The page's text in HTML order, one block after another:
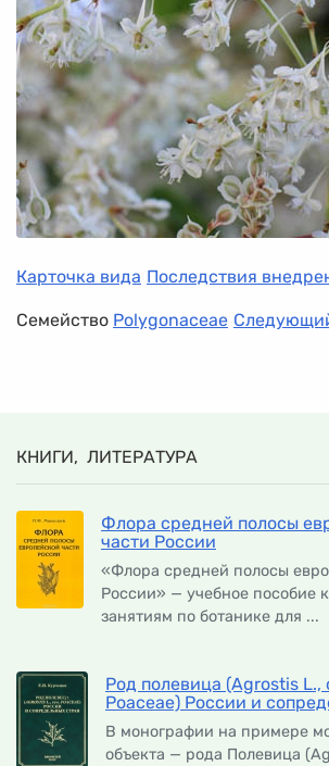
Карточка вида Последствия
Семейство Polygonaceae
КНИГИ, ЛИТЕРАТУРА
Флора средней полосы
части России
«Флора средней полосы
России» — учебное пособие
занятиям по ботанике для ...
Род полевица (Agrostis L.,
Poaceae) России и
В монографии на примере
объекта — рода Полевица